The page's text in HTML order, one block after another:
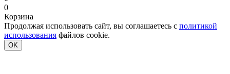
0
Корзина
Продолжая использовать сайт, вы соглашаетесь с политикой
использования файлов cookie.
OK